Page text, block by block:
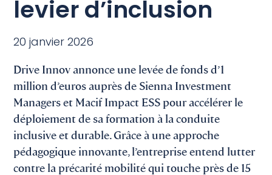
levier d’inclusion
20 janvier 2026
Drive Innov annonce une levée de fonds d’1
million d’euros auprès de Sienna Investment
Managerset Macif Impact ESS pour accélérer le
déploiement de sa formation à la conduite
inclusive et durable. Grâce à une approche
pédagogique innovante, l’entreprise entend lutter
contre la précarité mobilité qui touche près de 15